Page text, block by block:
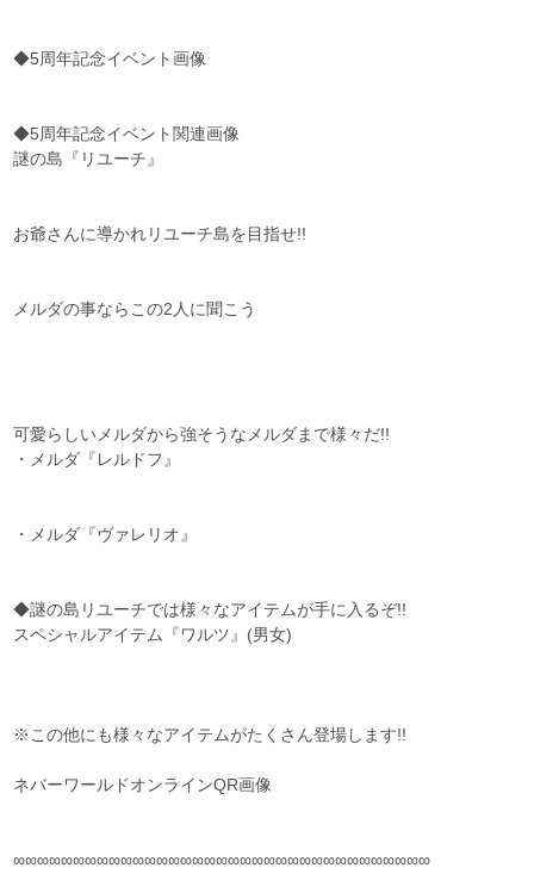
◆5周年記念イベント画像
◆5周年記念イベント関連画像
謎の島『リユーチ』
お爺さんに導かれリユーチ島を目指せ!!
メルダの事ならこの2人に聞こう
可愛らしいメルダから強そうなメルダまで様々だ!!
・メルダ『レルドフ』
・メルダ『ヴァレリオ』
◆謎の島リユーチでは様々なアイテムが手に入るぞ!!
スペシャルアイテム『ワルツ』(男女)
※この他にも様々なアイテムがたくさん登場します!!
ネバーワールドオンラインQR画像
∞∞∞∞∞∞∞∞∞∞∞∞∞∞∞∞∞∞∞∞∞∞∞∞∞∞∞∞∞∞∞∞∞∞∞